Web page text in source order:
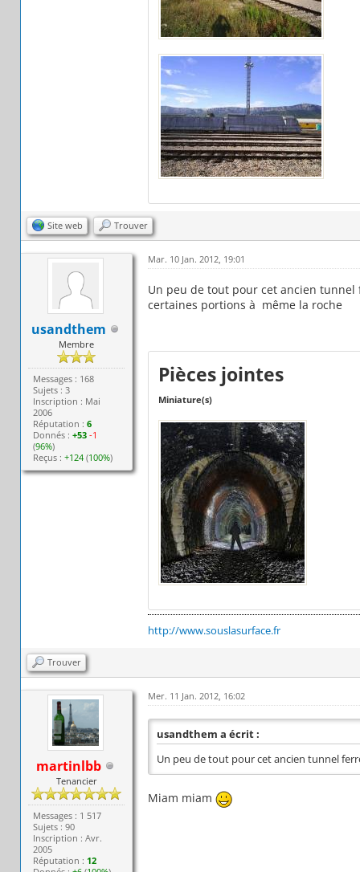
Site web Trouver
usandthem
Membre
Messages : 168
Sujets : 3
Inscription : Mai
2006
Réputation :6
Donnés :+53 -1
(96%)
Reçus :+124 (100%)
Mar. 10 Jan. 2012, 19:01
Un peu de tout pour cet ancien
certaines portions à même la roche
Pièces jointes
Miniature(s)
http://www.souslasurface.fr
Trouver
martinlbb
Tenancier
Messages : 1 517
Sujets : 90
Inscription : Avr.
2005
Réputation : 12
Mer. 11 Jan. 2012, 16:02
usandthem a écrit :
Un peu de tout pour cet ancien tunnel
Miam miam